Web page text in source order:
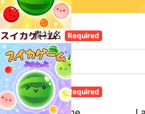
スイカゲーム